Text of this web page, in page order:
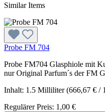
Similar Items
Probe FM 704
Probe FM704 Glasphiole mit
nur Original Parfum´s der FM
Inhalt: 1.5 Milliliter(666,67 € /
Regulärer Preis: 1,00 €